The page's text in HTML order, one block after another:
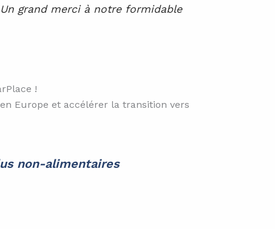
grand merci à notre formidable
!
Europe et accélérer la transition vers
non-alimentaires